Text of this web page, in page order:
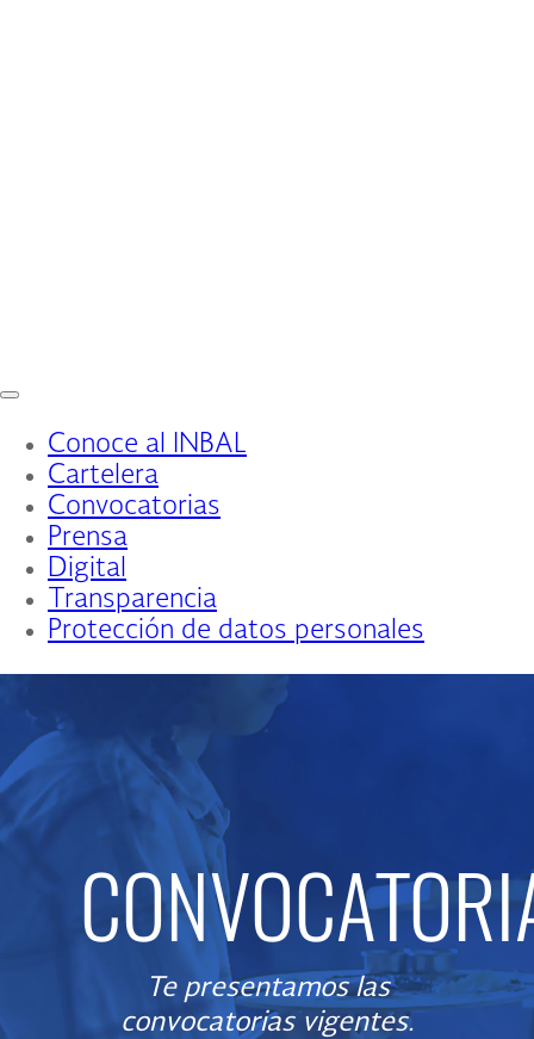
de
Navegación
Conoce al INBAL
Cartelera
Convocatorias
Prensa
Digital
Transparencia
Protección de datos personales
Te presentamos las
convocatorias vigentes.